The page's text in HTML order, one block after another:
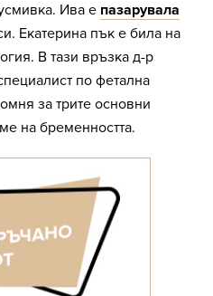
Ива е пазарувала
Екатерина пък е била на
В тази връзка д-р
по фетална
за трите основни
на бременността.